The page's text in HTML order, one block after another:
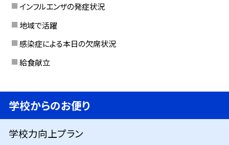
インフルエンザの発症状況
地域で活躍
感染症による本日の欠席状況
給食献立
学校からのお便り
学校力向上プラン